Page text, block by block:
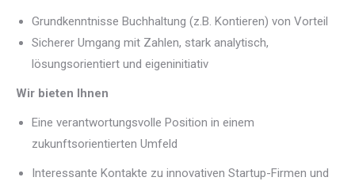
Grundkenntnisse Buchhaltung (z.B. Kontieren) von Vorteil
Sicherer Umgang mit Zahlen, stark analytisch,
lösungsorientiert und eigeninitiativ
Wir bieten Ihnen
Eine verantwortungsvolle Position in einem
zukunftsorientierten Umfeld
Interessante Kontakte zu innovativen Startup-Firmen und